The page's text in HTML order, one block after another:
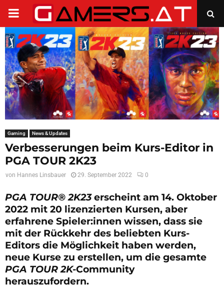
PRIMARY
MENU
Gaming News & Updates
Verbesserungen beim Kurs-Editor in
PGA TOUR 2K23
von Hannes Linsbauer 29. September 2022 0
PGA TOUR® 2K23erscheint am 14. Oktober
2022 mit 20 lizenzierten Kursen, aber
erfahrene Spieler:innen wissen, dass sie
mit der Rückkehr des beliebten Kurs-
Editors die Möglichkeit haben werden,
neue Kurse zu erstellen, um die gesamte
PGA TOUR 2K-Community
herauszufordern.